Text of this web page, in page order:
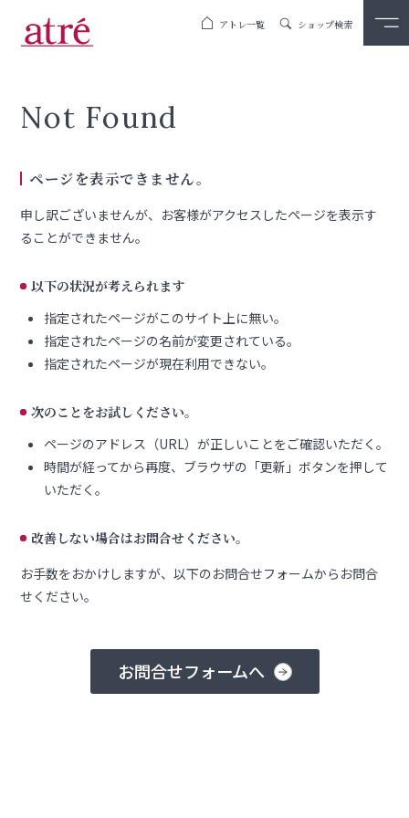
アトレ一覧 ショップ検索
Not Found
ページを表示できません。
申し訳ございませんが、お客様がアクセスしたページを表示す
ることができません。
以下の状況が考えられます
指定されたページがこのサイト上に無い。
指定されたページの名前が変更されている。
指定されたページが現在利用できない。
次のことをお試しください。
ページのアドレス（URL）が正しいことをご確認いただく。
時間が経ってから再度、ブラウザの「更新」ボタンを押して
いただく。
改善しない場合はお問合せください。
お手数をおかけしますが、以下のお問合せフォームからお問合
せください。
お問合せフォームへ